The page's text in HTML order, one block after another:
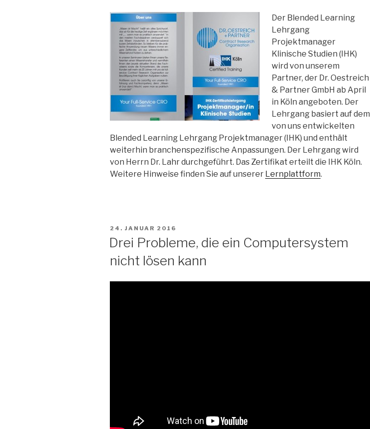
Der Blended Learning
Lehrgang
Projektmanager
Klinische Studien (IHK)
wird von unserem
Partner, der Dr. Oestreich
& Partner GmbH ab April
in Köln angeboten. Der
Lehrgang basiert auf dem
von uns entwickelten
Blended Learning Lehrgang Projektmanager (IHK) und enthält
weiterhin branchenspezifische Anpassungen. Der Lehrgang wird
von Herrn Dr. Lahr durchgeführt. Das Zertifikat erteilt die IHK Köln.
Weitere Hinweise finden Sie auf unserer Lernplattform.
VERÖFFENTLICHT
24. JANUAR 2016
Drei Probleme, die ein Computersystem
nicht lösen kann